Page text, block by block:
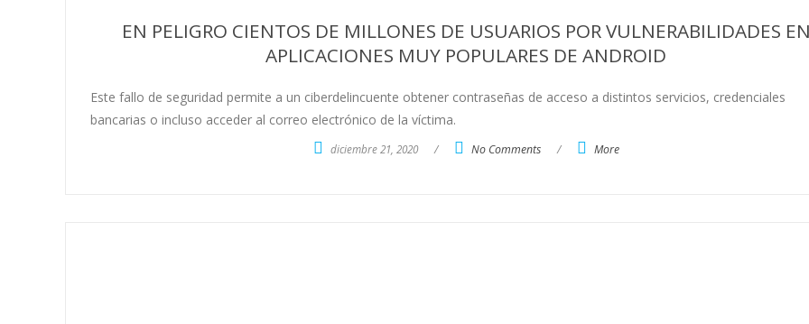
EN PELIGRO CIENTOS DE MILLONES DE USUARIOS POR VULNERABILIDADES
APLICACIONES MUY POPULARES DE ANDROID
Este fallo de seguridad permite a un ciberdelincuente obtener contraseñas de acceso a distintos servicios, credenciales
bancarias o incluso acceder al correo electrónico de la víctima.
diciembre 21, 2020 / No Comments / More